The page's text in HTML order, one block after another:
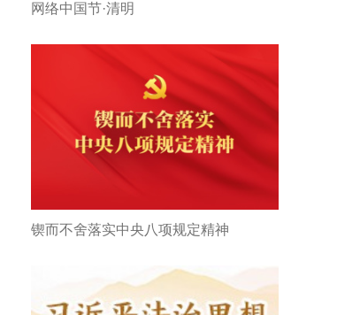
网络中国节·清明
锲而不舍落实中央八项规定精神